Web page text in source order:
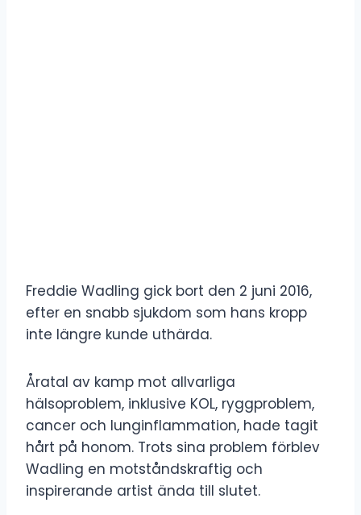
Freddie Wadling gick bort den 2 juni 2016,
efter en snabb sjukdom som hans kropp
inte längre kunde uthärda.
Åratal av kamp mot allvarliga
hälsoproblem, inklusive KOL, ryggproblem,
cancer och lunginflammation, hade tagit
hårt på honom. Trots sina problem förblev
Wadling en motståndskraftig och
inspirerande artist ända till slutet.